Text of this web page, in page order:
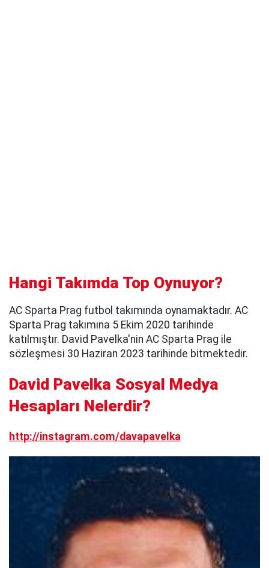
Hangi Takımda Top Oynuyor?
AC Sparta Prag futbol takımında oynamaktadır. AC
Sparta Prag takımına 5 Ekim 2020 tarihinde
katılmıştır. David Pavelka'nin AC Sparta Prag ile
sözleşmesi 30 Haziran 2023 tarihinde bitmektedir.
David Pavelka Sosyal Medya
Hesapları Nelerdir?
http://instagram.com/davapavelka